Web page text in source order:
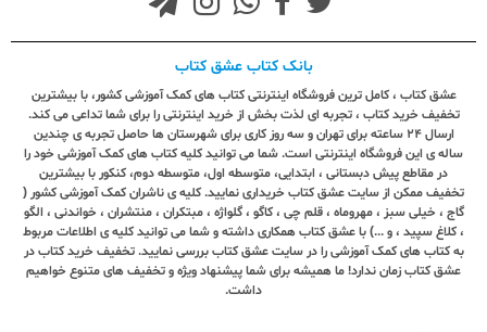
بانک کتاب عشق کتاب
عشق کتاب ، کامل ترین فروشگاه اینترنتی کتاب های کمک آموزشی کشور، با بیشترین
تخفیف خرید کتاب ، تجربه ای لذت بخش از خرید اینترنتی را برای شما تداعی می کند.
ارسال ٢٤ ساعته برای تهران و سه روز کاری برای شهرستان ها حاصل تجربه ی چندین
ساله ی این فروشگاه اینترنتی است. شما می توانید کلیه کتاب های کمک آموزشی خود را
در مقاطع پیش دبستانی ، ابتدایی، متوسطه اول، متوسطه دوم، کنکور با بیشترین
تخفیف ممکن از سایت عشق کتاب خریداری نمایید. کلیه ی ناشران کمک آموزشی کشور (
گاج ، خیلی سبز ، مهروماه ، قلم چی ، کاگو ، گلواژه ، مبتکران ، منتشران ، خواندنی ، الگو
، کلاغ سپید ، و ...) با عشق کتاب همکاری داشته و شما می توانید کلیه ی اطلاعات مربوط
به کتاب های کمک آموزشی را در سایت عشق کتاب بررسی نمایید. تخفیف خرید کتاب در
عشق کتاب زمان ندارد! ما همیشه برای شما پیشنهاد ویژه و تخفیف های متنوع خواهیم
داشت.